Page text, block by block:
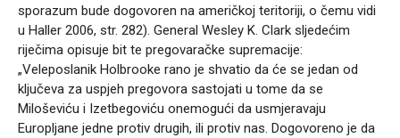
sporazum bude dogovoren na američkoj teritoriji, o čemu vidi
u Haller 2006, str. 282). General Wesley K. Clark sljedećim
riječima opisuje bit te pregovaračke supremacije:
„Veleposlanik Holbrooke rano je shvatio da će se jedan od
ključeva za uspjeh pregovora sastojati u tome da se
Miloševiću i Izetbegoviću onemogući da usmjeravaju
Europljane jedne protiv drugih, ili protiv nas. Dogovoreno je da